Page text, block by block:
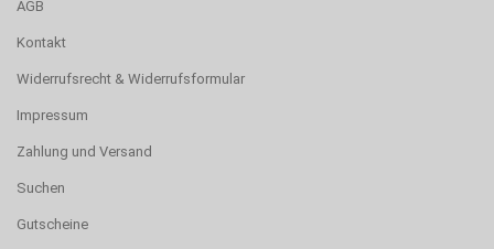
AGB
Kontakt
Widerrufsrecht & Widerrufsformular
Impressum
Zahlung und Versand
Suchen
Gutscheine